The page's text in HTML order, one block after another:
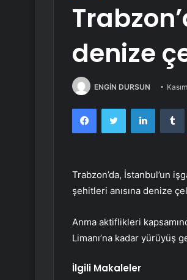
denize
ENGİN DURSUN
FacebookTwitter LinkedIn
Trabzon’da, İstanbul’un
şehitleri anısına denize
Anma aktiflikleri
Limanı’na kadar yürüyüş
İlgili Makaleler